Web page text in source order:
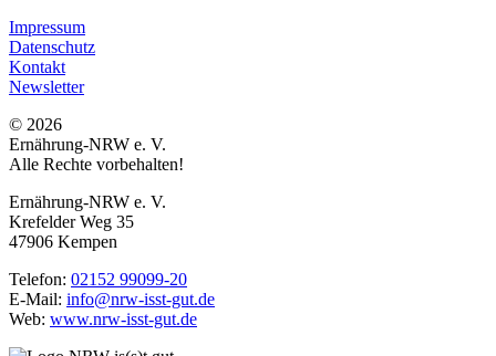
Impressum
Datenschutz
Kontakt
Newsletter
© 2026
Ernährung-NRW e. V.
Alle Rechte vorbehalten!
Ernährung-NRW e. V.
Krefelder Weg 35
47906 Kempen
Telefon: 02152 99099-20
E-Mail: info@nrw-isst-gut.de
Web: www.nrw-isst-gut.de